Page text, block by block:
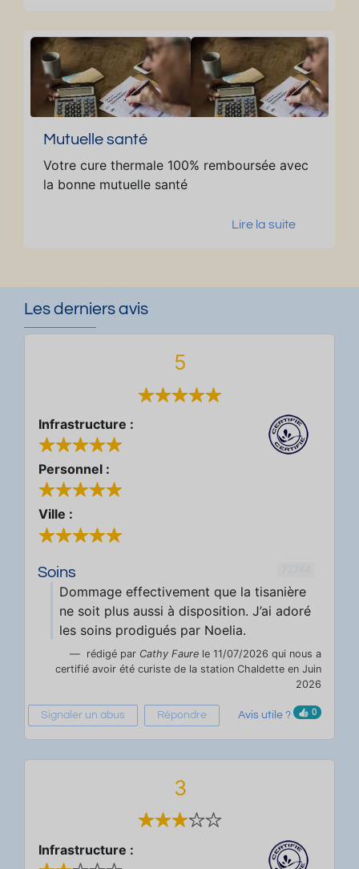
Mutuelle santé
Votre cure thermale 100% remboursée avec
la bonne mutuelle santé
Lire la suite
Les derniers avis
5
Infrastructure :
Personnel :
Ville :
Soins
Dommage effectivement que la tisanière
ne soit plus aussi à disposition. J’ai adoré
les soins prodigués par Noelia.
rédigé par Cathy Faure le 11/07/2026 qui nous a
certifié avoir été curiste de la station Chaldette en Juin
2026
Signaler un abus Répondre Avis utile ? 0
3
Infrastructure :